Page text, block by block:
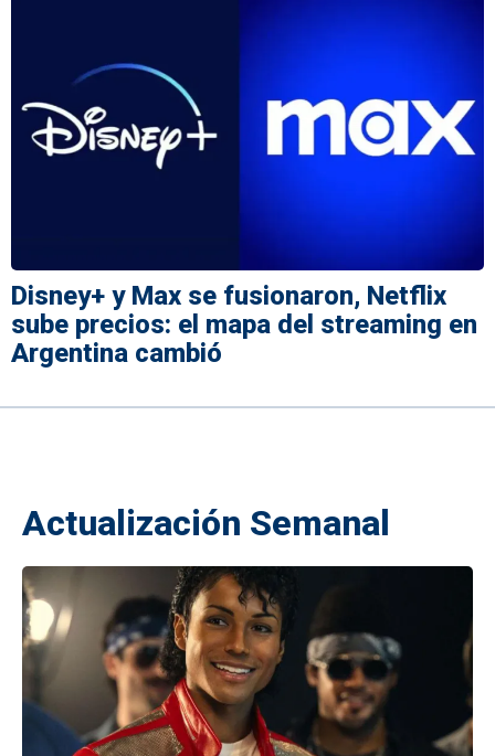
Disney+ y Max se fusionaron, Netflix
sube precios: el mapa del streaming en
Argentina cambió
Actualización Semanal